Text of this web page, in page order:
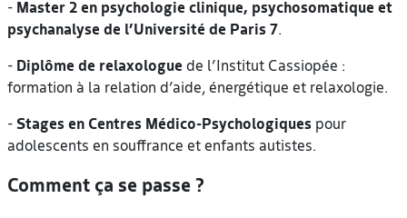
- Master 2 en psychologie clinique, psychosomatique et
psychanalyse de l’Université de Paris 7.
- Diplôme de relaxologue de l’Institut Cassiopée :
formation à la relation d’aide, énergétique et relaxologie.
- Stages en Centres Médico-Psychologiques pour
adolescents en souffrance et enfants autistes.
Comment ça se passe ?